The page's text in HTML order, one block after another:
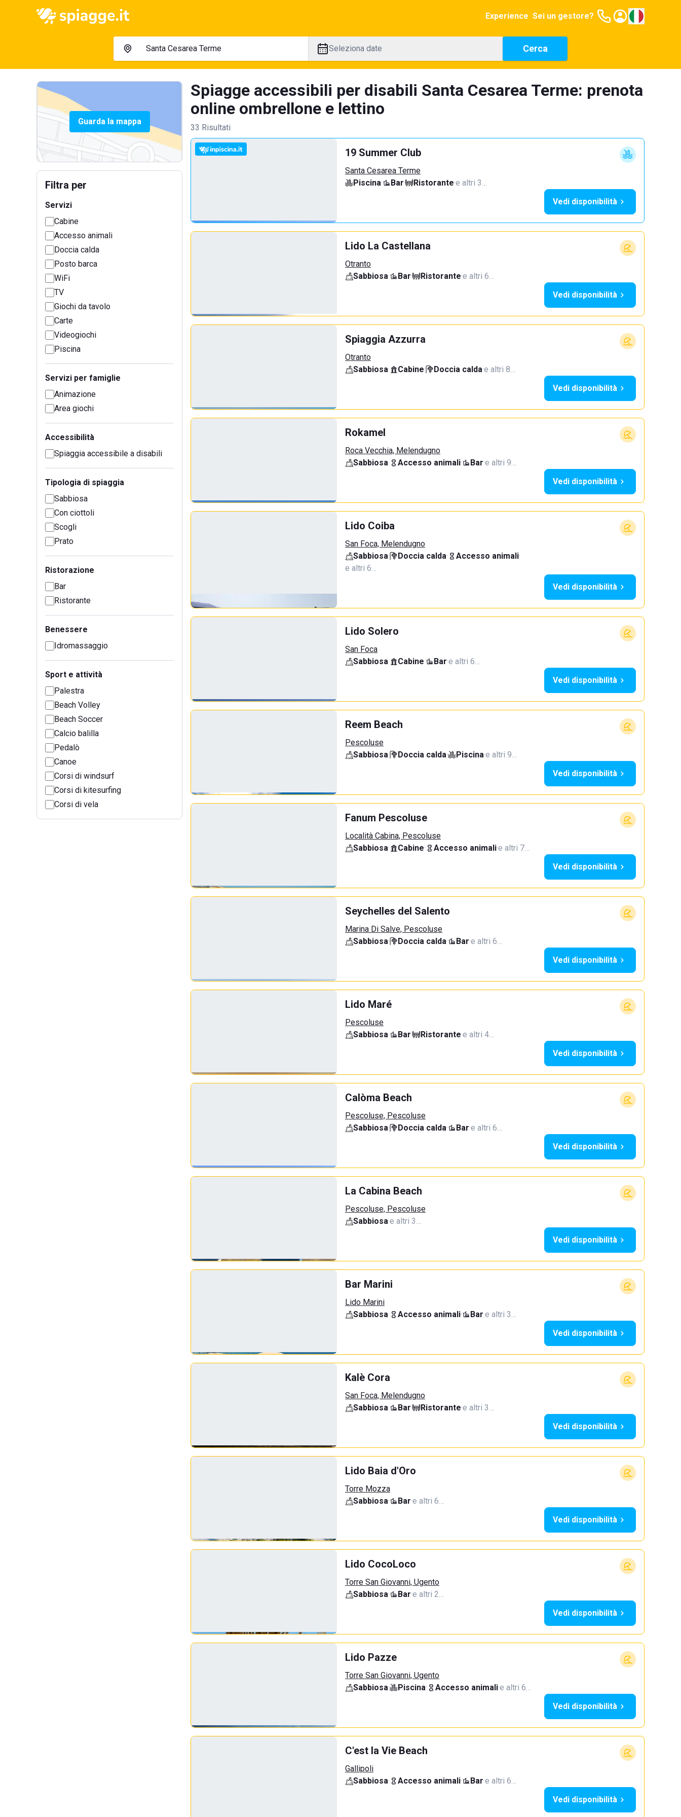
Experience Sei un gestore?
Seleziona date Cerca
Guarda la mappa
Filtra per
Servizi
Cabine
Accesso animali
Doccia calda
Posto barca
WiFi
TV
Giochi da tavolo
Carte
Videogiochi
Piscina
Servizi per famiglie
Animazione
Area giochi
Accessibilità
Spiaggia accessibile a disabili
Tipologia di spiaggia
Sabbiosa
Con ciottoli
Scogli
Prato
Ristorazione
Bar
Ristorante
Benessere
Idromassaggio
Sport e attività
Palestra
Beach Volley
Beach Soccer
Calcio balilla
Pedalò
Canoe
Corsi di windsurf
Corsi di kitesurfing
Corsi di vela
Spiagge accessibili per disabili Santa Cesarea Terme: prenota
online ombrellone e lettino
33 Risultati
19 Summer Club
Santa Cesarea Terme
Piscina· Bar· Ristorante·e altri 3…
Vedi disponibilità
Lido La Castellana
Otranto
Sabbiosa· Bar· Ristorante·e altri 6…
Vedi disponibilità
Spiaggia Azzurra
Otranto
Sabbiosa· Cabine· Doccia calda·e altri 8…
Vedi disponibilità
Rokamel
Roca Vecchia, Melendugno
Sabbiosa· Accesso animali· Bar·e altri 9…
Vedi disponibilità
Lido Coiba
San Foca, Melendugno
Sabbiosa· Doccia calda· Accesso animali·
e altri 6…
Vedi disponibilità
Lido Solero
San Foca
Sabbiosa· Cabine· Bar·e altri 6…
Vedi disponibilità
Reem Beach
Pescoluse
Sabbiosa· Doccia calda· Piscina·e altri 9…
Vedi disponibilità
Fanum Pescoluse
Località Cabina, Pescoluse
Sabbiosa· Cabine· Accesso animali·e altri 7…
Vedi disponibilità
Seychelles del Salento
Marina Di Salve, Pescoluse
Sabbiosa· Doccia calda· Bar·e altri 6…
Vedi disponibilità
Lido Maré
Pescoluse
Sabbiosa· Bar· Ristorante·e altri 4…
Vedi disponibilità
Calòma Beach
Pescoluse, Pescoluse
Sabbiosa· Doccia calda· Bar·e altri 6…
Vedi disponibilità
La Cabina Beach
Pescoluse, Pescoluse
Sabbiosa·e altri 3…
Vedi disponibilità
Bar Marini
Lido Marini
Sabbiosa· Accesso animali· Bar·e altri 3…
Vedi disponibilità
Kalè Cora
San Foca, Melendugno
Sabbiosa· Bar· Ristorante·e altri 3…
Vedi disponibilità
Lido Baia d'Oro
Torre Mozza
Sabbiosa· Bar·e altri 6…
Vedi disponibilità
Lido CocoLoco
Torre San Giovanni, Ugento
Sabbiosa· Bar·e altri 2…
Vedi disponibilità
Lido Pazze
Torre San Giovanni, Ugento
Sabbiosa· Piscina· Accesso animali·e altri 6…
Vedi disponibilità
C'est la Vie Beach
Gallipoli
Sabbiosa· Accesso animali· Bar·e altri 6…
Vedi disponibilità